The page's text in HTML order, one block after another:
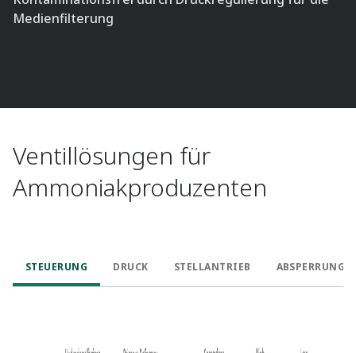
Medienfilterung
Ventillösungen für
Ammoniakproduzenten
STEUERUNG DRUCK STELLANTRIEB ABSPERRUNG